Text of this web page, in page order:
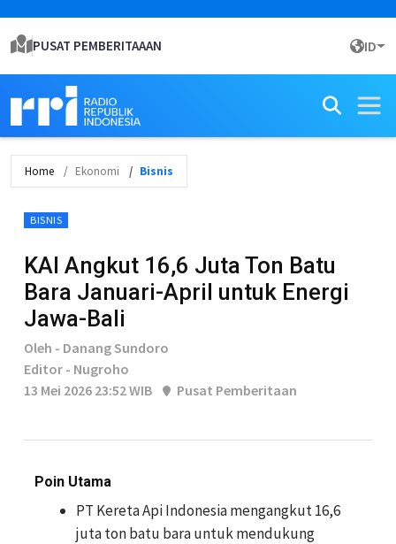
PUSAT PEMBERITAAAN ID
Home Ekonomi Bisnis
BISNIS
KAI Angkut 16,6 Juta Ton Batu
Bara Januari-April untuk Energi
Jawa-Bali
Oleh - Danang Sundoro
Editor - Nugroho
13 Mei 2026 23:52 WIB
Pusat Pemberitaan
Poin Utama
PT Kereta Api Indonesia mengangkut 16,6
juta ton batu bara untuk mendukung